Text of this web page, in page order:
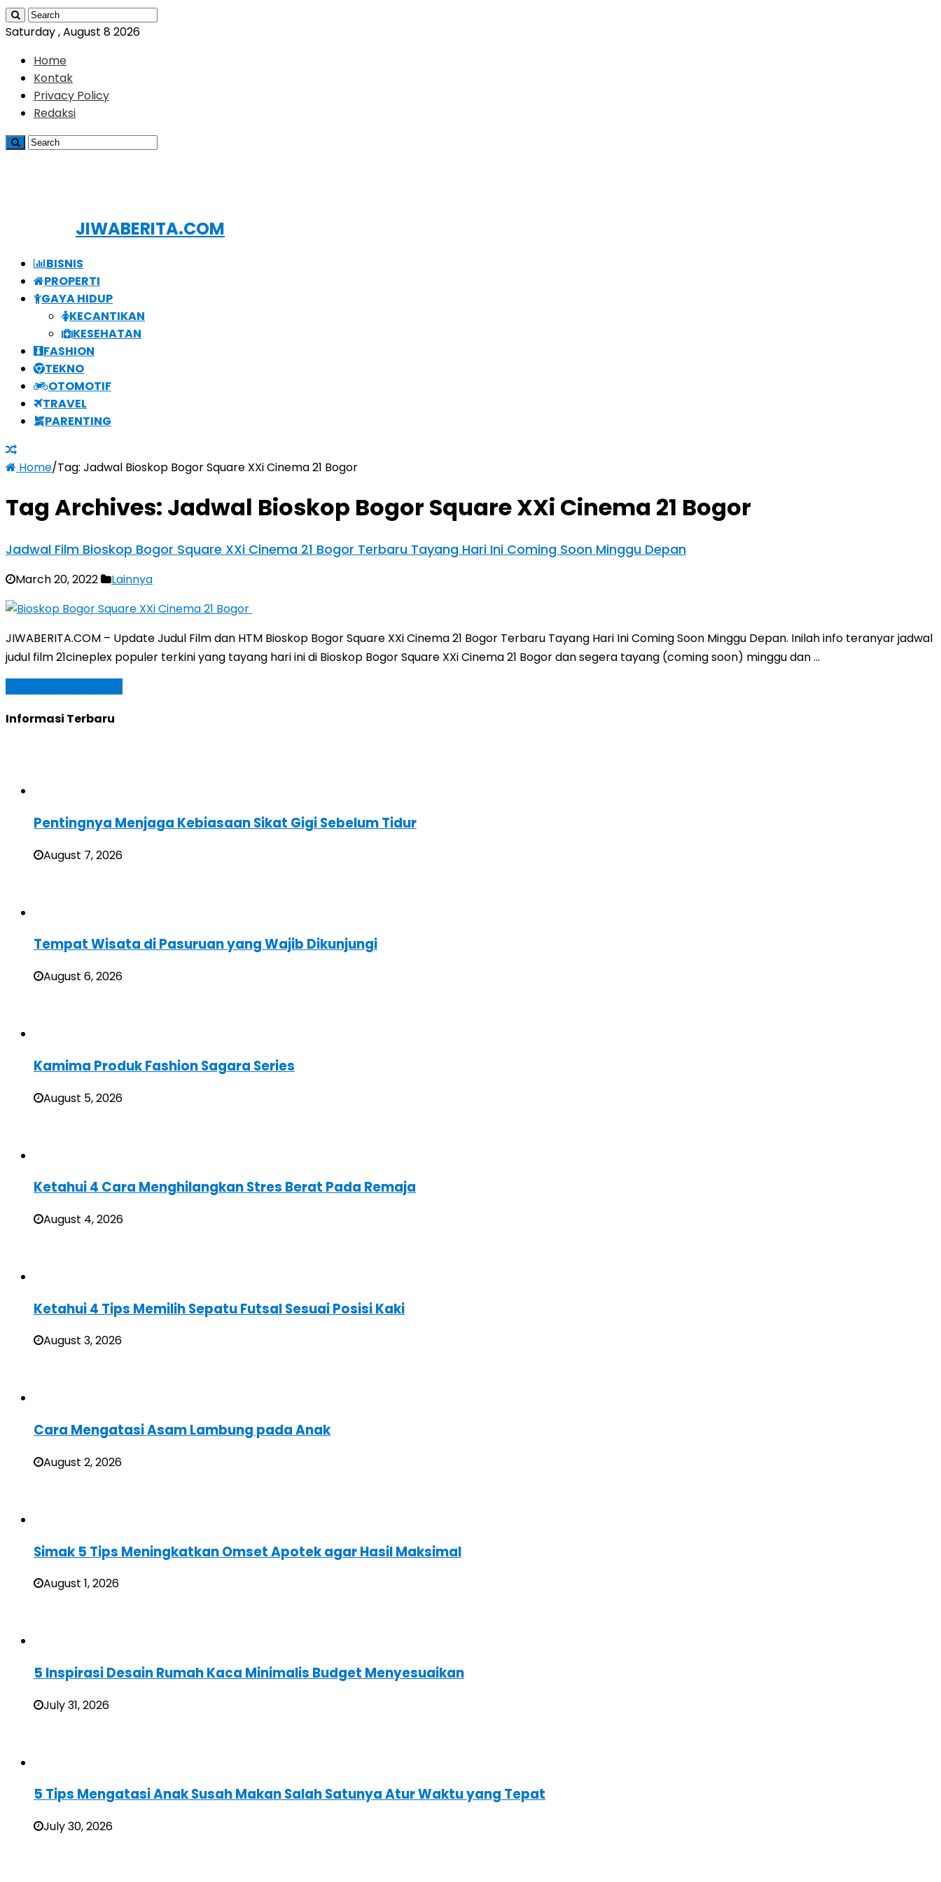
Saturday , August 8 2026
Home
Kontak
Privacy Policy
Redaksi
JIWABERITA.COM
BISNIS
PROPERTI
GAYA HIDUP
KECANTIKAN
KESEHATAN
FASHION
TEKNO
OTOMOTIF
TRAVEL
PARENTING
Home/Tag: Jadwal Bioskop Bogor Square XXi Cinema 21 Bogor
Tag Archives: Jadwal Bioskop Bogor Square XXi Cinema 21 Bogor
Jadwal Film Bioskop Bogor Square XXi Cinema 21 Bogor Terbaru Tayang Hari Ini Coming Soon Minggu Depan
March 20, 2022 Lainnya
JIWABERITA.COM – Update Judul Film dan HTM Bioskop Bogor Square XXi Cinema 21 Bogor Terbaru Tayang Hari Ini Coming Soon Minggu Depan. Inilah info teranyar jadwal
judul film 21cineplex populer terkini yang tayang hari ini di Bioskop Bogor Square XXi Cinema 21 Bogor dan segera tayang (coming soon) minggu dan …
Informasi Terbaru
Pentingnya Menjaga Kebiasaan Sikat Gigi Sebelum Tidur
August 7, 2026
Tempat Wisata di Pasuruan yang Wajib Dikunjungi
August 6, 2026
Kamima Produk Fashion Sagara Series
August 5, 2026
Ketahui 4 Cara Menghilangkan Stres Berat Pada Remaja
August 4, 2026
Ketahui 4 Tips Memilih Sepatu Futsal Sesuai Posisi Kaki
August 3, 2026
Cara Mengatasi Asam Lambung pada Anak
August 2, 2026
Simak 5 Tips Meningkatkan Omset Apotek agar Hasil Maksimal
August 1, 2026
5 Inspirasi Desain Rumah Kaca Minimalis Budget Menyesuaikan
July 31, 2026
5 Tips Mengatasi Anak Susah Makan Salah Satunya Atur Waktu yang Tepat
July 30, 2026